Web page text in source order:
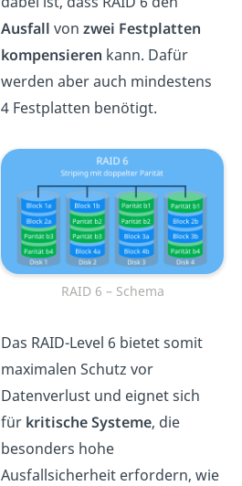
Ausfall vonzwei Festplatten
kompensieren kann. Dafür
werden aber auch mindestens
4 Festplatten benötigt.
RAID 6 – Schema
Das RAID-Level 6 bietet somit
maximalen Schutz vor
Datenverlust und eignet sich
für kritische Systeme, die
besonders hohe
Ausfallsicherheit erfordern, wie